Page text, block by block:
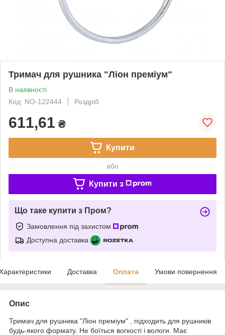
Тримач для рушника "Ліон преміум"
В наявності
Код: NO-122444
Роздріб
611,61 ₴
Купити
або
Купити з
Що таке купити з Пром?
Замовлення під захистом
Доступна доставка
Доставка Оплата Умови повернення
Опис
Тримач для рушника "Ліон преміум" , підходить для рушників
будь-якого формату. Не боїться вогкості і вологи. Має